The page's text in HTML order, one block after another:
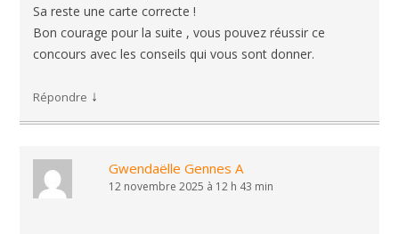
Sa reste une carte correcte !
Bon courage pour la suite , vous pouvez réussir ce
concours avec les conseils qui vous sont donner.
Répondre ↓
Gwendaëlle Gennes A
12 novembre 2025 à 12 h 43 min